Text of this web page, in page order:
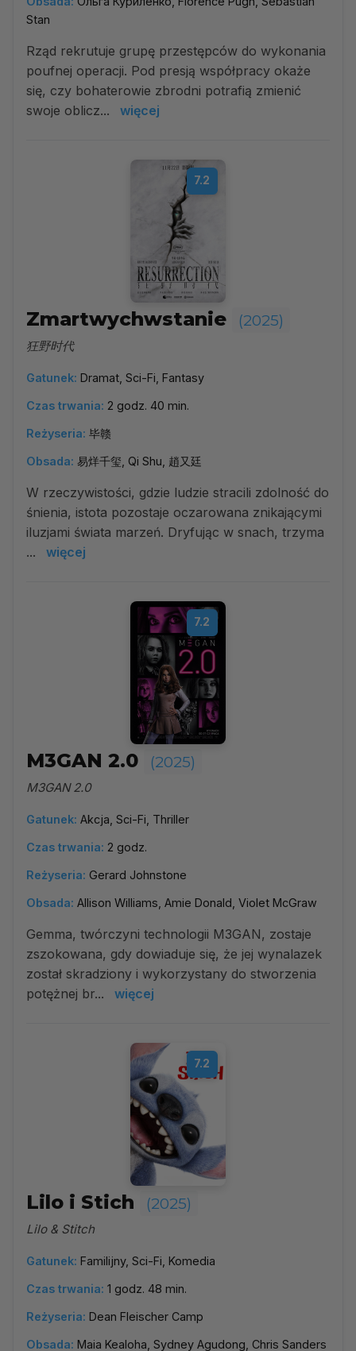
Stan
Rząd rekrutuje grupę przestępców do wykonania
poufnej operacji. Pod presją współpracy okaże
się, czy bohaterowie zbrodni potrafią zmienić
swoje oblicz...
więcej
7.2
Zmartwychwstanie (2025)
狂野时代
Gatunek: Dramat, Sci-Fi, Fantasy
Czas trwania: 2 godz. 40 min.
Reżyseria: 毕赣
Obsada: 易烊千玺, Qi Shu, 趙又廷
W rzeczywistości, gdzie ludzie stracili zdolność do
śnienia, istota pozostaje oczarowana znikającymi
iluzjami świata marzeń. Dryfując w snach, trzyma
...
więcej
7.2
M3GAN 2.0 (2025)
M3GAN 2.0
Gatunek: Akcja, Sci-Fi, Thriller
Czas trwania: 2 godz.
Reżyseria: Gerard Johnstone
Obsada: Allison Williams, Amie Donald, Violet McGraw
Gemma, twórczyni technologii M3GAN, zostaje
zszokowana, gdy dowiaduje się, że jej wynalazek
został skradziony i wykorzystany do stworzenia
potężnej br...
więcej
7.2
Lilo i Stich (2025)
Lilo & Stitch
Gatunek: Familijny, Sci-Fi, Komedia
Czas trwania: 1 godz. 48 min.
Reżyseria: Dean Fleischer Camp
Obsada: Maia Kealoha, Sydney Agudong, Chris Sanders